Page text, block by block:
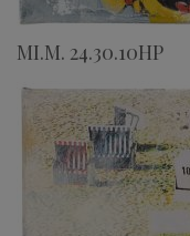
MI.M. 24.30.10HP